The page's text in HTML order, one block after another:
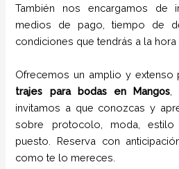
También nos encargamos de
medios de pago, tiempo de
condiciones que tendrás a la
Ofrecemos un amplio y extenso
trajes para bodas en Mangos
invitamos a que conozcas y
sobre protocolo, moda,
puesto. Reserva con
como te lo mereces.